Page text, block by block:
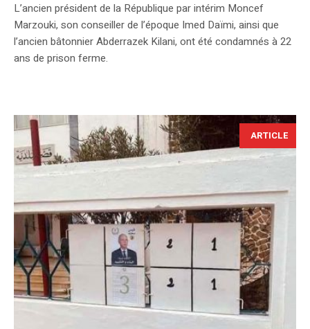
L’ancien président de la République par intérim Moncef
Marzouki, son conseiller de l’époque Imed Daïmi, ainsi que
l’ancien bâtonnier Abderrazek Kilani, ont été condamnés à 22
ans de prison ferme.
ARTICLE